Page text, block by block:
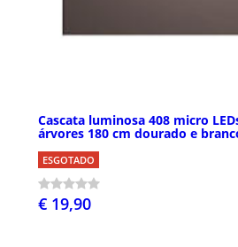
Cascata luminosa 408 micro
árvores 180 cm dourado e
ESGOTADO
€ 19,90